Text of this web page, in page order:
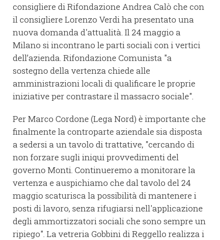
consigliere di Rifondazione Andrea Calò che con
il consigliere Lorenzo Verdi ha presentato una
nuova domanda d'attualità. Il 24 maggio a
Milano si incontrano le parti sociali con i vertici
dell’azienda. Rifondazione Comunista "a
sostegno della vertenza chiede alle
amministrazioni locali di qualificare le proprie
iniziative per contrastare il massacro sociale".
Per Marco Cordone (Lega Nord) è importante che
finalmente la controparte aziendale sia disposta
a sedersi a un tavolo di trattative, "cercando di
non forzare sugli iniqui provvedimenti del
governo Monti. Continueremo a monitorare la
vertenza e auspichiamo che dal tavolo del 24
maggio scaturisca la possibilità di mantenere i
posti di lavoro, senza rifugiarsi nell'applicazione
degli ammortizzatori sociali che sono sempre un
ripiego". La vetreria Gobbini di Reggello realizza i